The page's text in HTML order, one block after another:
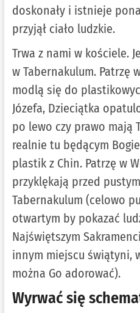
doskonały i istnieje
przyjął ciało ludzkie.
Trwa z nami w kościele.
w Tabernakulum. Patrzę
modlą się do
Józefa, Dzieciątka
po lewo czy prawo mają
realnie tu będącym
plastik z Chin. Patrzę w
przyklękają przed
Tabernakulum (celowo
otwartym by pokazać
Najświętszym
innym miejscu świątyni,
można Go adorować).
Wyrwać się